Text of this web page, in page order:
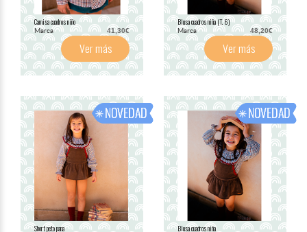
Camisa cuadros niño
Marca 41,30€
Ver más
Blusa cuadros niña (T. 6)
Marca 48,20€
Ver más
Short peto pana Blusa cuadros niña